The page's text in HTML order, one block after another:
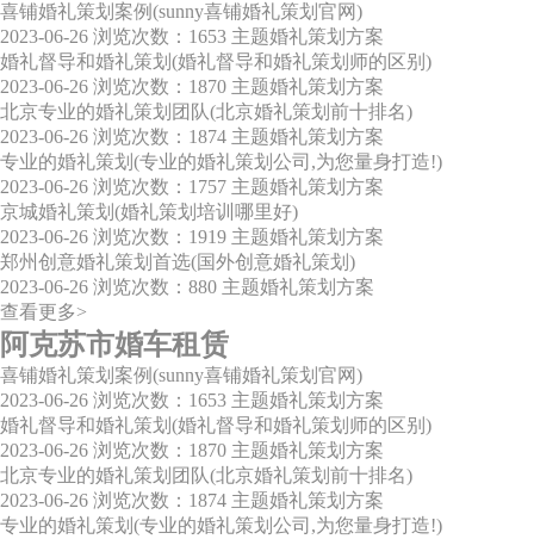
喜铺婚礼策划案例(sunny喜铺婚礼策划官网)
2023-06-26 浏览次数：1653 主题婚礼策划方案
婚礼督导和婚礼策划(婚礼督导和婚礼策划师的区别)
2023-06-26 浏览次数：1870 主题婚礼策划方案
北京专业的婚礼策划团队(北京婚礼策划前十排名)
2023-06-26 浏览次数：1874 主题婚礼策划方案
专业的婚礼策划(专业的婚礼策划公司,为您量身打造!)
2023-06-26 浏览次数：1757 主题婚礼策划方案
京城婚礼策划(婚礼策划培训哪里好)
2023-06-26 浏览次数：1919 主题婚礼策划方案
郑州创意婚礼策划首选(国外创意婚礼策划)
2023-06-26 浏览次数：880 主题婚礼策划方案
查看更多>
阿克苏市婚车租赁
喜铺婚礼策划案例(sunny喜铺婚礼策划官网)
2023-06-26 浏览次数：1653 主题婚礼策划方案
婚礼督导和婚礼策划(婚礼督导和婚礼策划师的区别)
2023-06-26 浏览次数：1870 主题婚礼策划方案
北京专业的婚礼策划团队(北京婚礼策划前十排名)
2023-06-26 浏览次数：1874 主题婚礼策划方案
专业的婚礼策划(专业的婚礼策划公司,为您量身打造!)